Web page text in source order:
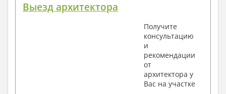
Выезд архитектора
Получите
консультацию
и
рекомендации
от
архитектора у
Вас на участке